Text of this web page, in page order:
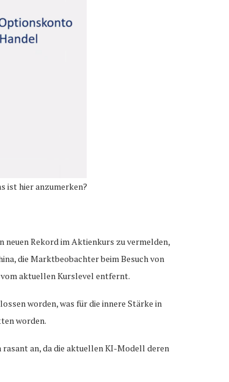
ist hier anzumerken?
neuen Rekord im Aktienkurs zu vermelden,
die Marktbeobachter beim Besuch von
aktuellen Kurslevel entfernt.
worden, was für die innere Stärke in
worden.
an, da die aktuellen KI-Modell deren